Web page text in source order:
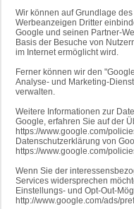
Wir können auf Grundlage
Werbeanzeigen Dritter
Google und seinen Partner-
Basis der Besuche von
im Internet ermöglicht wird.
Ferner können wir den
Analyse- und Marketing-
verwalten.
Weitere Informationen zur
Google, erfahren Sie auf der
https://www.google.com/
Datenschutzerklärung von
https://www.google.com/
Wenn Sie der
Services widersprechen
Einstellungs- und Opt-Out-
http://www.google.com/ads/